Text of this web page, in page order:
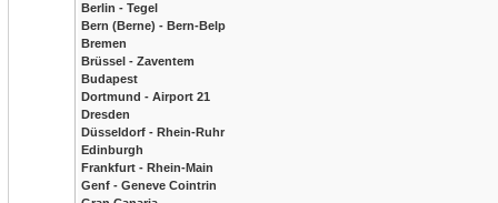
Berlin - Tegel
Bern (Berne) - Bern-Belp
Bremen
Brüssel - Zaventem
Budapest
Dortmund - Airport 21
Dresden
Düsseldorf - Rhein-Ruhr
Edinburgh
Frankfurt - Rhein-Main
Genf - Geneve Cointrin